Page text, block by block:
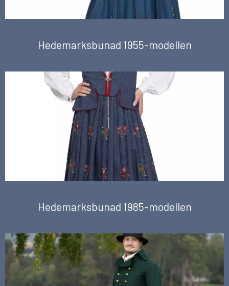
Hedemarksbunad 1955-modellen
Hedemarksbunad 1985-modellen